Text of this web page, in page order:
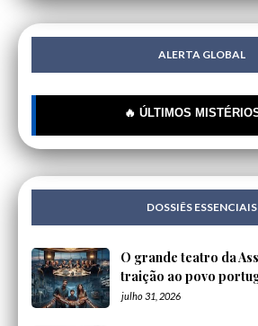
ALERTA GLOBAL
🔥 ÚLTIMOS MISTÉRIOS: 🔍
DOSSIÊS ESSENCIAIS
O grande teatro da
traição ao povo
julho 31, 2026